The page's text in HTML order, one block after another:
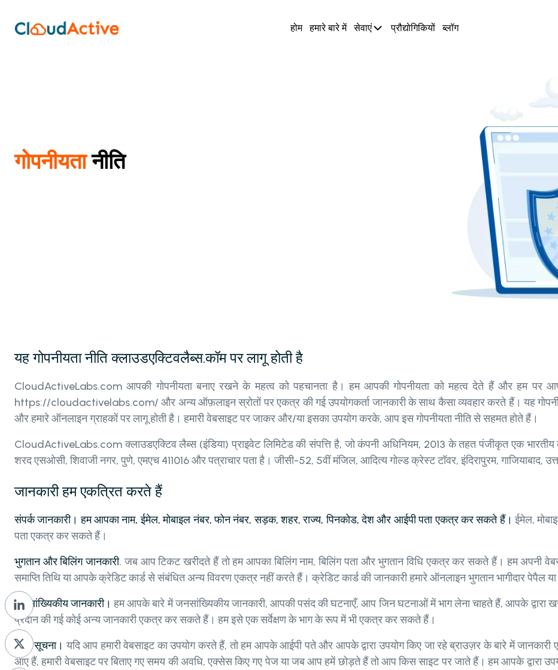
होम हमारे बारे में सेवाएं प्रौद्योगिकियों ब्लॉग
गोपनीयता नीति
यह गोपनीयता नीति क्लाउडएक्टिवलैब्स.कॉम पर लागू होती है
CloudActiveLabs.com आपकी गोपनीयता बनाए रखने के महत्व को पहचानता है। हम आपकी गोपनीयता को महत्व देते हैं और हम पर
https://cloudactivelabs.com/ और अन्य ऑफ़लाइन स्रोतों पर एकत्र की गई उपयोगकर्ता जानकारी के साथ कैसा व्यवहार करते हैं। यह
और हमारे ऑनलाइन ग्राहकों पर लागू होती है। हमारी वेबसाइट पर जाकर और/या इसका उपयोग करके, आप इस गोपनीयता नीति से सहमत होते हैं।
CloudActiveLabs.com क्लाउडएक्टिव लैब्स (इंडिया) प्राइवेट लिमिटेड की संपत्ति है, जो कंपनी अधिनियम, 2013 के तहत पंजीकृत एक
शरद एसओसी, शिवाजी नगर, पुणे, एमएच 411016 और पत्राचार पता है। जीसी-52, 5वीं मंजिल, आदित्य गोल्ड क्रेस्ट टॉवर, इंदिरापुरम, गाजियाबाद,
जानकारी हम एकत्रित करते हैं
संपर्क जानकारी। हम आपका नाम, ईमेल, मोबाइल नंबर, फोन नंबर, सड़क, शहर, राज्य, पिनकोड, देश और आईपी पता एकत्र कर सकते हैं।ईमेल,
पता एकत्र कर सकते हैं।
भुगतान और बिलिंग जानकारी. जब आप टिकट खरीदते हैं तो हम आपका बिलिंग नाम, बिलिंग पता और भुगतान विधि एकत्र कर सकते हैं। हम अपनी
समाप्ति तिथि या आपके क्रेडिट कार्ड से संबंधित अन्य विवरण एकत्र नहीं करते हैं। क्रेडिट कार्ड की जानकारी हमारे ऑनलाइन भुगतान भागीदार पेपैल या
जनसांख्यिकीय जानकारी। हम आपके बारे में जनसांख्यिकीय जानकारी, आपकी पसंद की घटनाएँ, आप जिन घटनाओं में भाग लेना चाहते हैं, आपके द्वारा
प्रदान की गई कोई अन्य जानकारी एकत्र कर सकते हैं। हम इसे एक सर्वेक्षण के भाग के रूप में भी एकत्र कर सकते हैं।
अन्य सूचना। यदि आप हमारी वेबसाइट का उपयोग करते हैं, तो हम आपके आईपी पते और आपके द्वारा उपयोग किए जा रहे ब्राउज़र के बारे में
आए हैं, हमारी वेबसाइट पर बिताए गए समय की अवधि, एक्सेस किए गए पेज या जब आप हमें छोड़ते हैं तो आप किस साइट पर जाते हैं। हम आपके द्वारा